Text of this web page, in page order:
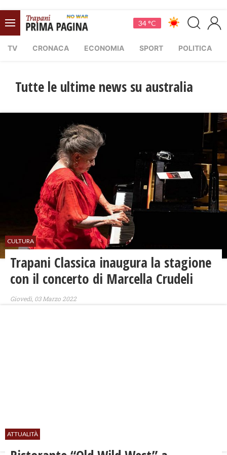
34 °C
TV CRONACA ECONOMIA SPORT POLITICA
Tutte le ultime news su australia
CULTURA
Trapani Classica inaugura la stagione
con il concerto di Marcella Crudeli
Giovedì, 03 Marzo 2022
ATTUALITÀ